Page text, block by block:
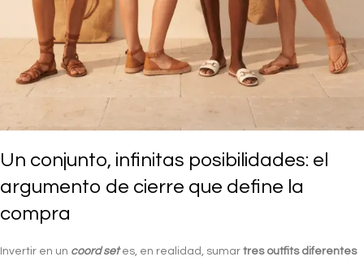
Un conjunto, infinitas posibilidades: el
argumento de cierre que define la
compra
Invertir en un coord set es, en realidad, sumar tres outfits diferentes